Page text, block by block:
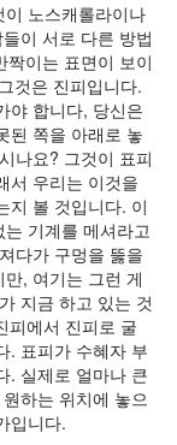
노스캐롤라이나
이 서로 다른 방법
이는 표면이 보이
것은 진피입니다.
야 합니다, 당신은
된 쪽을 아래로 놓
나요? 그것이 표피
서 우리는 이것을
지 볼 것입니다. 이
기계를 메셔라고
다가 구멍을 뚫을
, 여기는 그런 게
지금 하고 있는 것
피에서 진피로 굴
. 표피가 수혜자 부
. 실제로 얼마나 큰
하는 위치에 놓으
입니다.